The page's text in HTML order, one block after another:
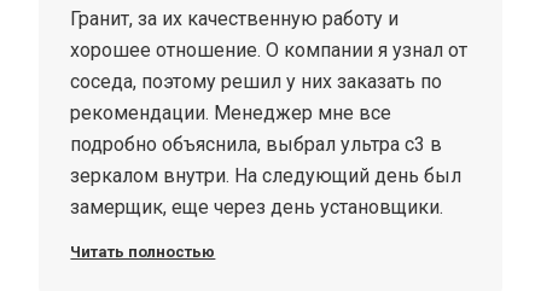
Гранит, за их качественную работу и
хорошее отношение. О компании я узнал от
соседа, поэтому решил у них заказать по
рекомендации. Менеджер мне все
подробно объяснила, выбрал ультра с3 в
зеркалом внутри. На следующий день был
замерщик, еще через день установщики.
Читать полностью